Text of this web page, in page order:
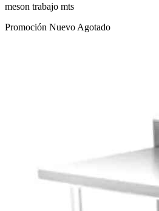
meson trabajo mts
Promoción Nuevo Agotado